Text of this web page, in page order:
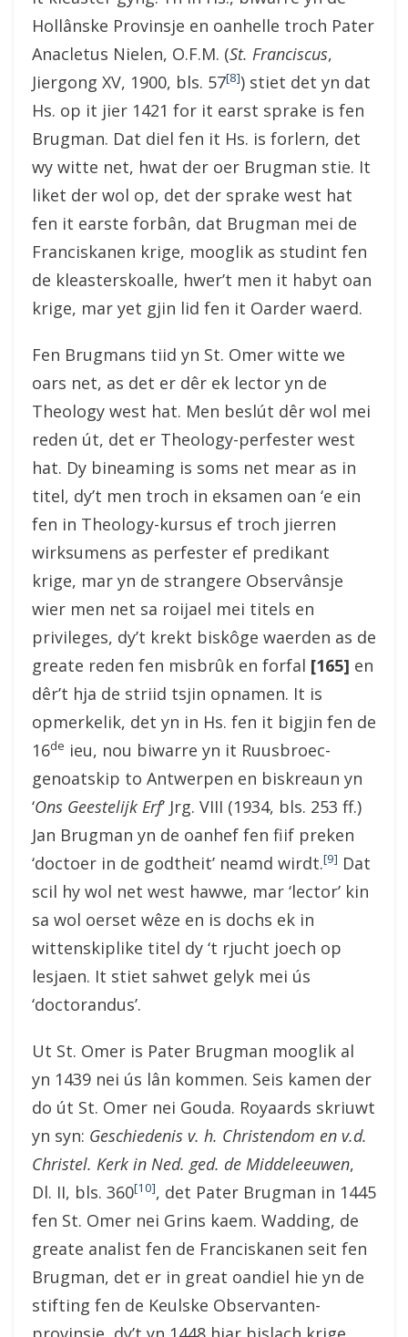
Hollânske Provinsje en oanhelle troch Pater
Anacletus Nielen, O.F.M. (St. Franciscus,
Jiergong XV, 1900, bls. 57[8]) stiet det yn dat
Hs. op it jier 1421 for it earst sprake is fen
Brugman. Dat diel fen it Hs. is forlern, det
wy witte net, hwat der oer Brugman stie. It
liket der wol op, det der sprake west hat
fen it earste forbân, dat Brugman mei de
Franciskanen krige, mooglik as studint fen
de kleasterskoalle, hwer’t men it habyt oan
krige, mar yet gjin lid fen it Oarder waerd.
Fen Brugmans tiid yn St. Omer witte we
oars net, as det er dêr ek lector yn de
Theology west hat. Men beslút dêr wol mei
reden út, det er Theology-perfester west
hat. Dy bineaming is soms net mear as in
titel, dy’t men troch in eksamen oan ‘e ein
fen in Theology-kursus ef troch jierren
wirksumens as perfester ef predikant
krige, mar yn de strangere Observânsje
wier men net sa roijael mei titels en
privileges, dy’t krekt biskôge waerden as de
greate reden fen misbrûk en forfal [165] en
dêr’t hja de striid tsjin opnamen. It is
opmerkelik, det yn in Hs. fen it bigjin fen de
16de ieu, nou biwarre yn it Ruusbroec-
genoatskip to Antwerpen en biskreaun yn
‘Ons Geestelijk Erf’ Jrg. VIII (1934, bls. 253 ff.)
Jan Brugman yn de oanhef fen fiif preken
‘doctoer in de godtheit’ neamd wirdt.[9] Dat
scil hy wol net west hawwe, mar ‘lector’ kin
sa wol oerset wêze en is dochs ek in
wittenskiplike titel dy ‘t rjucht joech op
lesjaen. It stiet sahwet gelyk mei ús
‘doctorandus’.
Ut St. Omer is Pater Brugman mooglik al
yn 1439 nei ús lân kommen. Seis kamen der
do út St. Omer nei Gouda. Royaards skriuwt
yn syn: Geschiedenis v. h. Christendom en v.d.
Christel. Kerk in Ned. ged. de Middeleeuwen,
Dl. II, bls. 360[10], det Pater Brugman in 1445
fen St. Omer nei Grins kaem. Wadding, de
greate analist fen de Franciskanen seit fen
Brugman, det er in great oandiel hie yn de
stifting fen de Keulske Observanten-